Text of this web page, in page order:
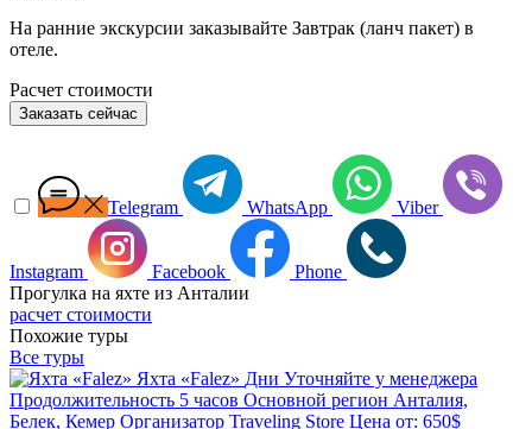
На ранние экскурсии заказывайте Завтрак (ланч пакет) в
отеле.
Расчет стоимости
Заказать сейчас
Telegram WhatsApp Viber
Instagram Facebook
Phone
Прогулка на яхте из Анталии
расчет стоимости
Похожие туры
Все туры
Яхта «Falez» Дни Уточняйте у менеджера
Продолжительность 5 часов Основной регион Анталия,
Белек, Кемер Организатор Traveling Store Цена от: 650$